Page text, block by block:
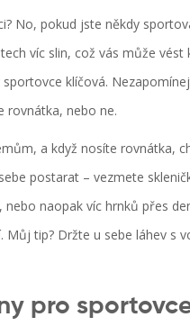
No, pokud jste někdy
víc slin, což vás může
klíčová.
rovnátka, nebo ne.
a když nosíte rovnátka,
postarat – vezmete
naopak víc hrnků přes
tip? Držte u sebe láhev s
pro